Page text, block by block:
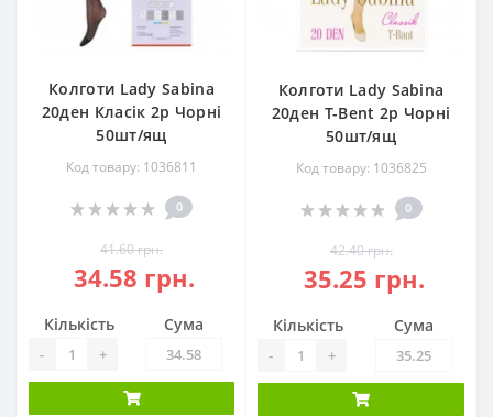
Колготи Lady Sabina
20ден Класік 2р Чорні
50шт/ящ
Код товару: 1036811
0
41.60 грн.
34.58 грн.
Кількість
- +
Сума
Колготи Lady Sabina
20ден Т-Bent 2р Чорні
50шт/ящ
Код товару: 1036825
0
42.40 грн.
35.25 грн.
Кількість
- +
Сума